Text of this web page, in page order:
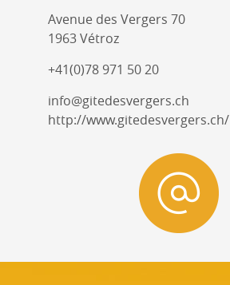
Avenue des Vergers 70
1963 Vétroz
+41(0)78 971 50 20
info@gitedesvergers.ch
http://www.gitedesvergers.ch/